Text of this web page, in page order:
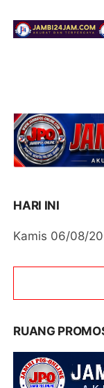
HARI INI
Kamis 06/08/
RUANG